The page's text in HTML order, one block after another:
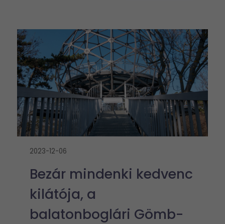
2023-12-06
Bezár mindenki kedvenc
kilátója, a
balatonboglári Gömb-